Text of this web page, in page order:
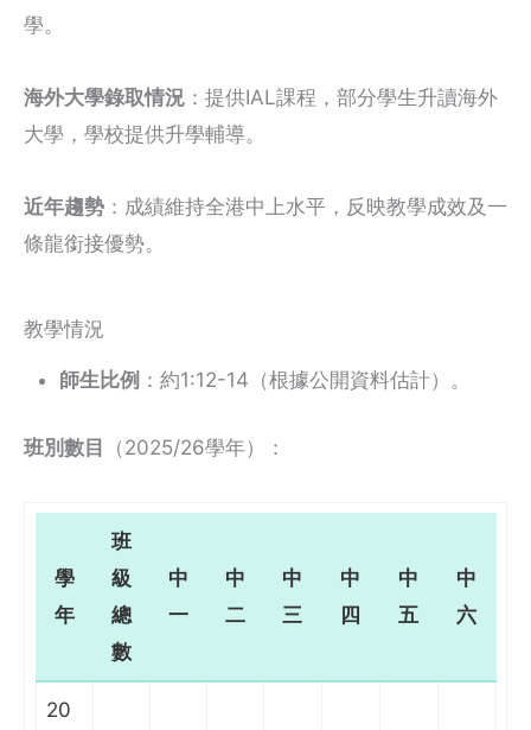
學。
海外大學錄取情況 ：提供IAL課程，部分學生升讀海外
大學，學校提供升學輔導。
近年趨勢 ：成績維持全港中上水平，反映教學成效及一
條龍銜接優勢。
教學情況
師生比例 ：約1:12-14（根據公開資料估計）。
班別數目 （2025/26學年）：
學
年
班
級
總
數
中
一
中
二
中
三
中
四
中
五
中
六
20